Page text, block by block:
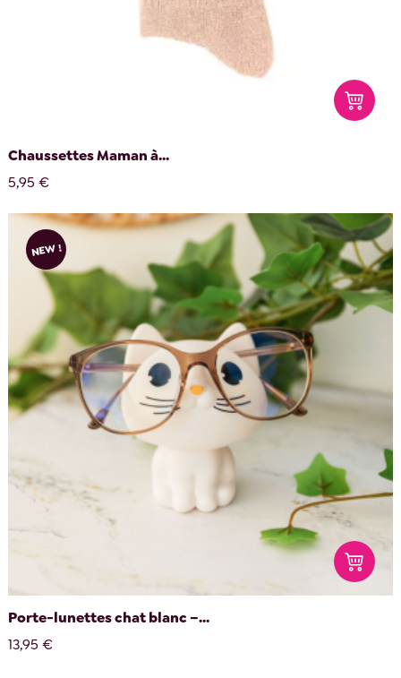
Chaussettes Maman à...
5,95 €
NEW !
Porte-lunettes chat blanc –...
13,95 €